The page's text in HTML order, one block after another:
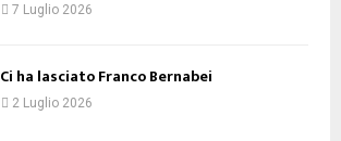
7 Luglio 2026
Ci ha lasciato Franco Bernabei
2 Luglio 2026